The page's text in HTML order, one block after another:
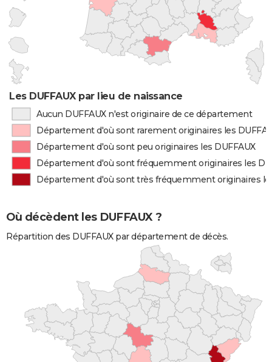
Les DUFFAUX par lieu de naissance
Aucun DUFFAUX n'est originaire de ce département
Département d'où sont rarement originaires les
Département d'où sont peu originaires les DUFFAUX
Département d'où sont fréquemment originaires les
Département d'où sont très fréquemment originaires
Où décèdent les DUFFAUX ?
Répartition des DUFFAUX par département de décès.